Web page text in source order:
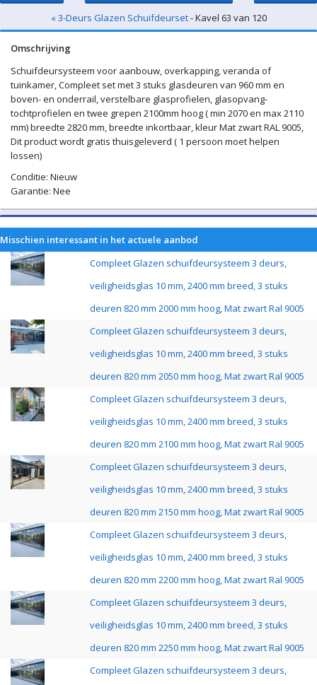
« 3-Deurs Glazen Schuifdeurset- Kavel 63 van 120
Omschrijving
Schuifdeursysteem voor aanbouw, overkapping, veranda of
tuinkamer, Compleet set met 3 stuks glasdeuren van 960 mm en
boven- en onderrail, verstelbare glasprofielen, glasopvang-
tochtprofielen en twee grepen 2100mm hoog ( min 2070 en max 2110
mm) breedte 2820 mm, breedte inkortbaar, kleur Mat zwart RAL 9005,
Dit product wordt gratis thuisgeleverd ( 1 persoon moet helpen
lossen)
Conditie: Nieuw
Garantie: Nee
Misschien interessant in het actuele aanbod
Compleet Glazen schuifdeursysteem 3 deurs,
veiligheidsglas 10 mm, 2400 mm breed, 3 stuks
deuren 820 mm 2000 mm hoog, Mat zwart Ral 9005
Compleet Glazen schuifdeursysteem 3 deurs,
veiligheidsglas 10 mm, 2400 mm breed, 3 stuks
deuren 820 mm 2050 mm hoog, Mat zwart Ral 9005
Compleet Glazen schuifdeursysteem 3 deurs,
veiligheidsglas 10 mm, 2400 mm breed, 3 stuks
deuren 820 mm 2100 mm hoog, Mat zwart Ral 9005
Compleet Glazen schuifdeursysteem 3 deurs,
veiligheidsglas 10 mm, 2400 mm breed, 3 stuks
deuren 820 mm 2150 mm hoog, Mat zwart Ral 9005
Compleet Glazen schuifdeursysteem 3 deurs,
veiligheidsglas 10 mm, 2400 mm breed, 3 stuks
deuren 820 mm 2200 mm hoog, Mat zwart Ral 9005
Compleet Glazen schuifdeursysteem 3 deurs,
veiligheidsglas 10 mm, 2400 mm breed, 3 stuks
deuren 820 mm 2250 mm hoog, Mat zwart Ral 9005
Compleet Glazen schuifdeursysteem 3 deurs,